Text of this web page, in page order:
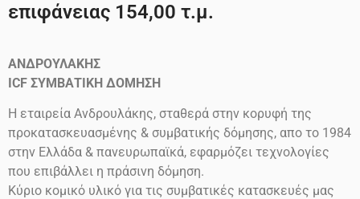
επιφάνειας 154,00 τ.μ.
ΑΝΔΡΟΥΛΑΚΗΣ
ICF ΣΥΜΒΑΤΙΚΗ ΔΟΜΗΣΗ
Η εταιρεία Ανδρουλάκης, σταθερά στην κορυφή της
προκατασκευασμένης & συμβατικής δόμησης, απο το 1984
στην Ελλάδα & πανευρωπαϊκά, εφαρμόζει τεχνολογίες
που επιβάλλει η πράσινη δόμηση.
Κύριο κομικό υλικό για τις συμβατικές κατασκευές μας